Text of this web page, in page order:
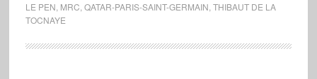
LE PEN MRC QATAR-PARIS-SAINT-GERMAIN THIBAUT DE LA
TOCNAYE